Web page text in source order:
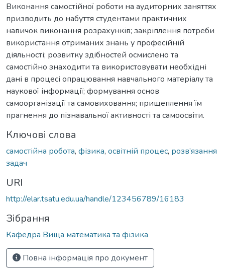
Виконання самостійної роботи на аудиторних заняттях
призводить до набуття студентами практичних
навичок виконання розрахунків; закріплення потреби
використання отриманих знань у професійній
діяльності; розвитку здібностей осмислено та
самостійно знаходити та використовувати необхідні
дані в процесі опрацювання навчального матеріалу та
наукової інформації; формування основ
самоорганізації та самовиховання; прищеплення їм
прагнення до пізнавальної активності та самоосвіти.
Ключові слова
самостійна робота, фізика, освітній процес, розв’язання
задач
URI
http://elar.tsatu.edu.ua/handle/123456789/16183
Зібрання
Кафедра Вища математика та фізика
Повна інформація про документ